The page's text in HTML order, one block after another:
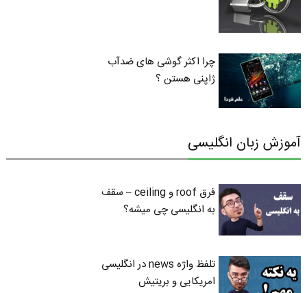
چرا اکثر گوشی های ضدآب
ژاپنی هستن ؟
آموزش زبان انگلیسی
فرق roof و ceiling – سقف
به انگلیسی چی میشه؟
تلفظ واژه news در انگلیسی
امریکایی و بریتیش